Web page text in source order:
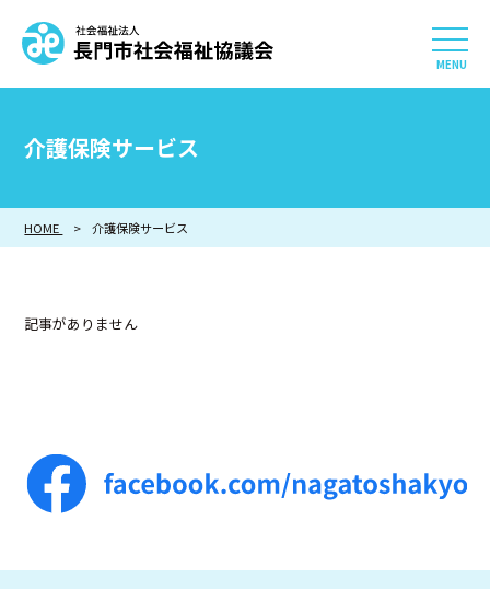
社会福祉法人 長門市社
採用情報
介護保険サービス
HOME 介護保険サービス
記事がありません